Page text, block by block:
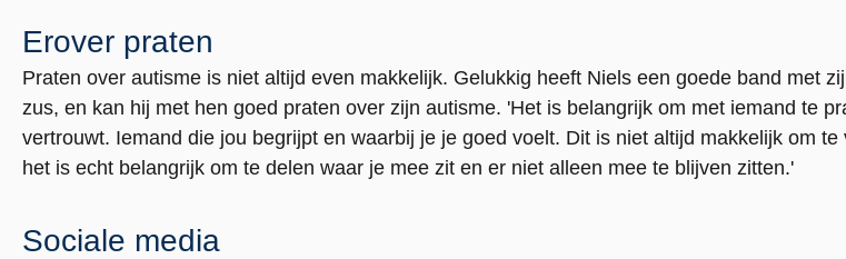
Erover praten
Praten over autisme is niet altijd even makkelijk. Gelukkig heeft Niels een goede band met
zus, en kan hij met hen goed praten over zijn autisme. 'Het is belangrijk om met iemand te
vertrouwt. Iemand die jou begrijpt en waarbij je je goed voelt. Dit is niet altijd makkelijk om te
het is echt belangrijk om te delen waar je mee zit en er niet alleen mee te blijven zitten.'
Sociale media